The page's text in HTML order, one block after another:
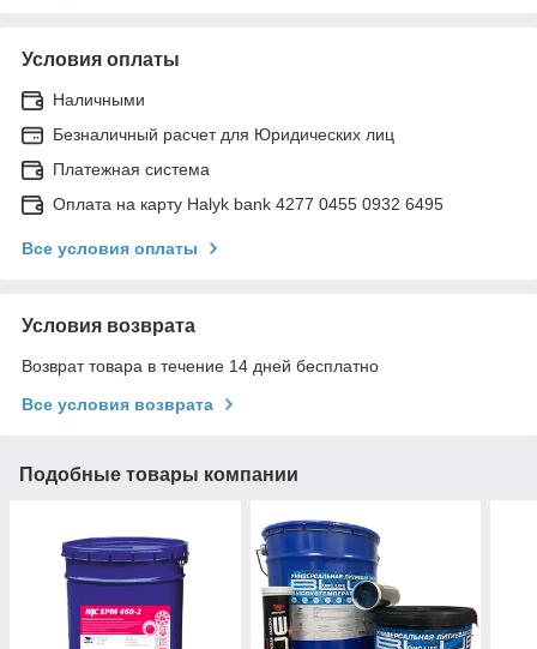
Условия оплаты
Наличными
Безналичный расчет для Юридических лиц
Платежная система
Оплата на карту Halyk bank 4277 0455 0932 6495
Все условия оплаты
Условия возврата
Возврат товара в течение 14 дней бесплатно
Все условия возврата
Подобные товары компании